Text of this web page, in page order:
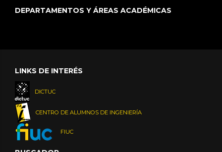
DEPARTAMENTOS Y ÁREAS ACADÉMICAS
LINKS DE INTERÉS
DICTUC
CENTRO DE ALUMNOS DE INGENIERÍA
FIUC